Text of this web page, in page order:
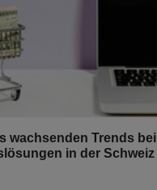
wachsenden Trends bei
in der Schweiz